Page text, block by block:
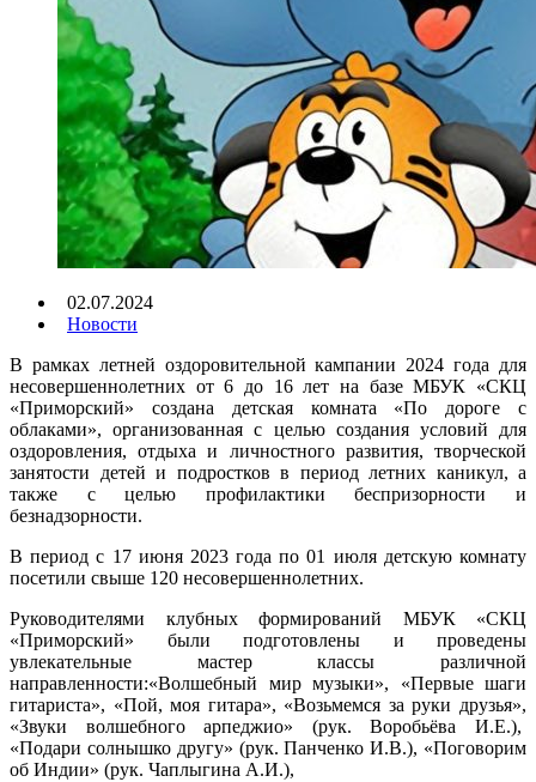
02.07.2024
Новости
В рамках летней оздоровительной кампании 2024 года для
несовершеннолетних от 6 до 16 лет на базе МБУК «СКЦ
«Приморский» создана детская комната «По дороге с
облаками», организованная с целью создания условий для
оздоровления, отдыха и личностного развития, творческой
занятости детей и подростков в период летних каникул, а
также с целью профилактики беспризорности и
безнадзорности.
В период с 17 июня 2023 года по 01 июля детскую комнату
посетили свыше 120 несовершеннолетних.
Руководителями клубных формирований МБУК «СКЦ
«Приморский» были подготовлены и проведены
увлекательные мастер классы различной
направленности:«Волшебный мир музыки», «Первые шаги
гитариста», «Пой, моя гитара», «Возьмемся за руки друзья»,
«Звуки волшебного арпеджио» (рук. Воробьёва И.Е.),
«Подари солнышко другу» (рук. Панченко И.В.), «Поговорим
об Индии» (рук. Чаплыгина А.И.),